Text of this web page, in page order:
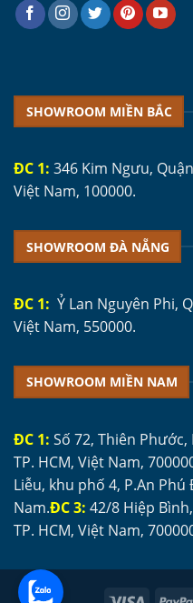
SHOWROOM MIỀN BẮC
ĐC 1: 346 Kim Ngưu,
Việt Nam, 100000.
SHOWROOM ĐÀ NẴNG
ĐC 1: Ỷ Lan Nguyên Phi,
Việt Nam, 550000.
SHOWROOM MIỀN NAM
ĐC 1: Số 72, Thiên
TP. HCM, Việt Nam,
Liễu, khu phố 4, P.An Phú
Nam.ĐC 3: 42/8 Hiệp
TP. HCM, Việt Nam,